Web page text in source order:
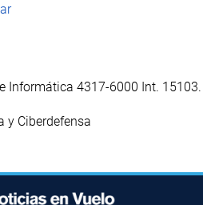
Informática 4317-6000 Int. 15103.
y Ciberdefensa